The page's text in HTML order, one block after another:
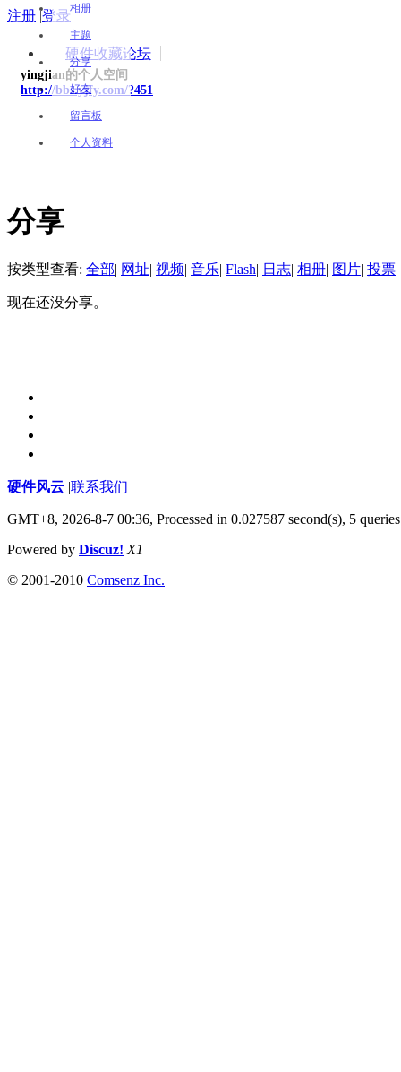
注册 |登录
硬件收藏论坛
yingjian的个人空间
http://bbs.yjfy.com/?451
相册
主题
分享
好友
留言板
个人资料
分享
按类型查看: 全部 网址 视频 音乐 Flash 日志 相册 图片 投票
现在还没分享。
硬件风云 联系我们
GMT+8, 2026-8-7 00:36, Processed in 0.027587 second(s), 5 queries
Powered by Discuz! X1
© 2001-2010 Comsenz Inc.